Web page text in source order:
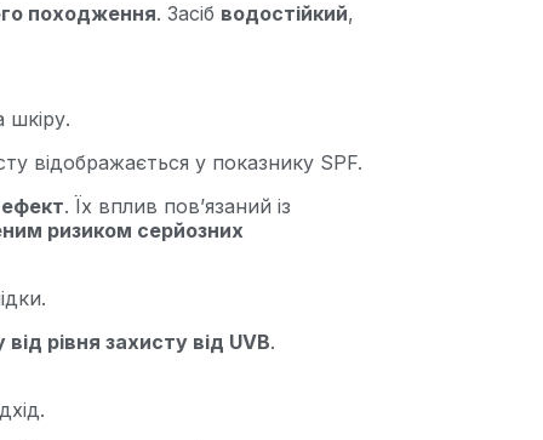
походження. Засіб водостійкий,
шкіру.
відображається у показнику SPF.
. Їх вплив пов’язаний із
ризиком серйозних
рівня захисту від UVB.